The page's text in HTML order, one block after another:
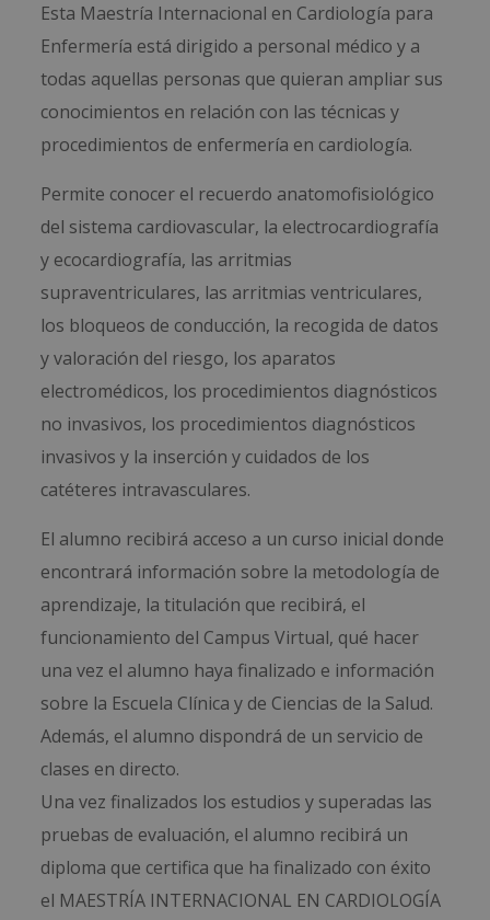
Esta Maestría Internacional en Cardiología para
Enfermería está dirigido a personal médico y a
todas aquellas personas que quieran ampliar sus
conocimientos en relación con las técnicas y
procedimientos de enfermería en cardiología.
Permite conocer el recuerdo anatomofisiológico
del sistema cardiovascular, la electrocardiografía
y ecocardiografía, las arritmias
supraventriculares, las arritmias ventriculares,
los bloqueos de conducción, la recogida de datos
y valoración del riesgo, los aparatos
electromédicos, los procedimientos diagnósticos
no invasivos, los procedimientos diagnósticos
invasivos y la inserción y cuidados de los
catéteres intravasculares.
El alumno recibirá acceso a un curso inicial donde
encontrará información sobre la metodología de
aprendizaje, la titulación que recibirá, el
funcionamiento del Campus Virtual, qué hacer
una vez el alumno haya finalizado e información
sobre la Escuela Clínica y de Ciencias de la Salud.
Además, el alumno dispondrá de un servicio de
clases en directo.
Una vez finalizados los estudios y superadas las
pruebas de evaluación, el alumno recibirá un
diploma que certifica que ha finalizado con éxito
el MAESTRÍA INTERNACIONAL EN CARDIOLOGÍA